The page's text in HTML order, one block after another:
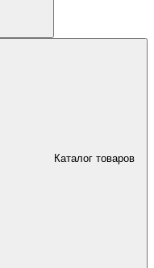
Каталог товаров